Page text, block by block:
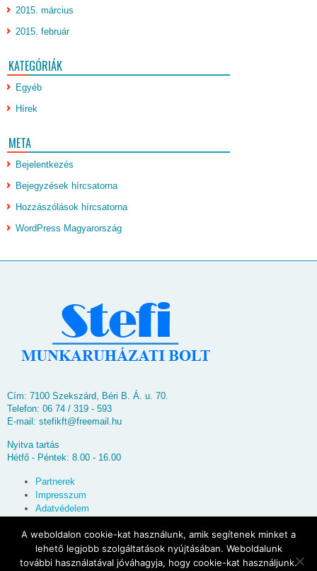
2015. március
2015. február
KATEGÓRIÁK
Egyéb
Hírek
META
Bejelentkezés
Bejegyzések hírcsatorna
Hozzászólások hírcsatorna
WordPress Magyarország
Cím: 7100 Szekszárd, Béri B. Á. u. 70.
Telefon: 06 74 / 319 - 593
E-mail: stefikft@freemail.hu
Nyitva tartás
Hétfő - Péntek: 8.00 - 16.00
Partnerek
Impresszum
Adatvédelem
© 2026Stefi Munkaruházati Bolt
A weboldalon cookie-kat használunk, amik segítenek minket a
lehető legjobb szolgáltatások nyújtásában. Weboldalunk
további használatával jóváhagyja, hogy cookie-kat használjunk.